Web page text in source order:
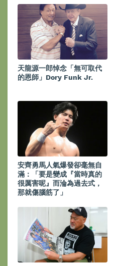
天龍源一郎悼念「無可取代
的恩師」Dory Funk Jr.
安齊勇馬人氣爆發卻毫無自
滿：「要是變成『當時真的
很厲害呢』而淪為過去式，
那就傷腦筋了」